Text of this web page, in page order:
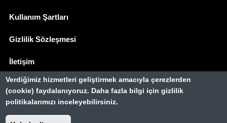
Kullanım Şartları
Gizlilik Sözleşmesi
İletişim
Basında Biz
Gezimanya Turizm, TÜRSAB'a kayıtlı bir
Verdiğimiz hizmetleri geliştirmek amacıyla çerezlerden
(cookie) faydalanıyoruz. Daha fazla bilgi için gizlilik
politikalarımızı inceleyebilirsiniz.